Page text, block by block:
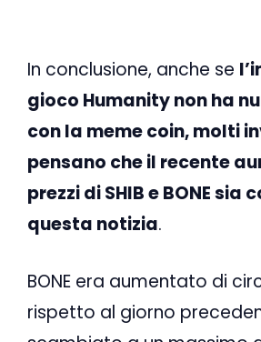
In conclusione, anche se
gioco Humanity non ha
con la meme coin, molti
pensano che il recente
prezzi di SHIB e BONE sia
questa notizia.
BONE era aumentato di
rispetto al giorno